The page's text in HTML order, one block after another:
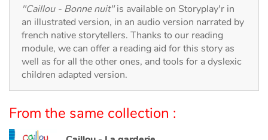
Learning
Arts, space, activities
Documentaries
"Caillou - Bonne nuit"is available on Storyplay'r in
an illustrated version, in an audio version narrated by
french native storytellers. Thanks to our reading
module, we can offer a reading aid for this story as
well as for all the other ones, and tools for a dyslexic
children adapted version.
From the same collection :